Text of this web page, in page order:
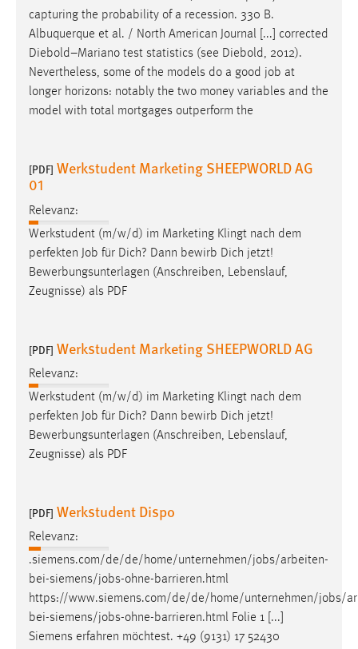
capturing the probability of a recession. 330 B.
Albuquerque et al. / North American Journal [...] corrected
Diebold–Mariano test statistics (see Diebold, 2012).
Nevertheless, some of the models do a good job at
longer horizons: notably the two money variables and the
model with total mortgages outperform the
[PDF] Werkstudent Marketing SHEEPWORLD AG
01
Relevanz:
Werkstudent (m/w/d) im Marketing Klingt nach dem
perfekten Job für Dich? Dann bewirb Dich jetzt!
Bewerbungsunterlagen (Anschreiben, Lebenslauf,
Zeugnisse) als PDF
[PDF] Werkstudent Marketing SHEEPWORLD AG
Relevanz:
Werkstudent (m/w/d) im Marketing Klingt nach dem
perfekten Job für Dich? Dann bewirb Dich jetzt!
Bewerbungsunterlagen (Anschreiben, Lebenslauf,
Zeugnisse) als PDF
[PDF] Werkstudent Dispo
Relevanz:
.siemens.com/de/de/home/unternehmen/jobs/arbeiten-
bei-siemens/jobs-ohne-barrieren.html
https://www.siemens.com/de/de/home/unternehmen/jobs/
bei-siemens/jobs-ohne-barrieren.html Folie 1 [...]
Siemens erfahren möchtest. +49 (9131) 17 52430